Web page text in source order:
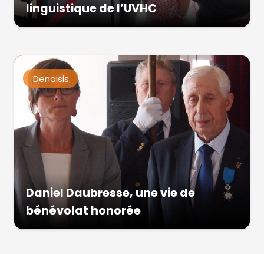
linguistique de l’UVHC
Denaisis
Daniel Daubresse, une vie de
bénévolat honorée